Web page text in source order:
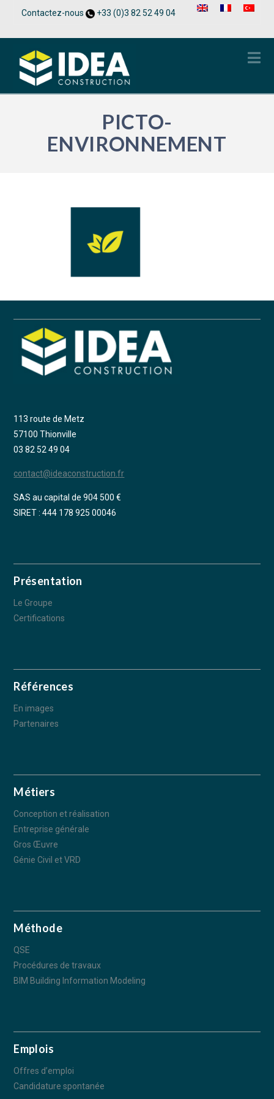
Contactez-nous +33 (0)3 82 52 49 04
PICTO-
ENVIRONNEMENT
113 route de Metz
57100 Thionville
03 82 52 49 04
contact@ideaconstruction.fr
SAS au capital de 904 500 €
SIRET : 444 178 925 00046
Présentation
Le Groupe
Certifications
Références
En images
Partenaires
Métiers
Conception et réalisation
Entreprise générale
Gros Œuvre
Génie Civil et VRD
Méthode
QSE
Procédures de travaux
BIM Building Information Modeling
Emplois
Offres d’emploi
Candidature spontanée